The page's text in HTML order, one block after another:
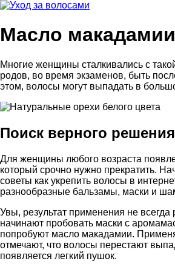
Масло
Многие женщины сталкивались с
родов, во время экзаменов, быть
этом, волосы могут выпадать в
Поиск верного решения
Для женщины любого возраста
который срочно нужно прекратить.
советы как укрепить волосы в
разнообразные бальзамы, маски и
Увы, результат применения не
начинают пробовать маски с
попробуют масло макадамии.
отмечают, что волосы перестают
появляется легкий пушок.